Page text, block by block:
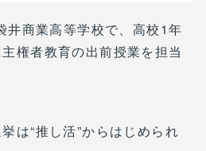
井商業高等学校で、高校1年
権者教育の出前授業を担当
は“推し活”からはじめられ